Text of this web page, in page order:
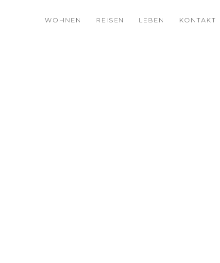
WOHNEN REISEN LEBEN KONTAKT